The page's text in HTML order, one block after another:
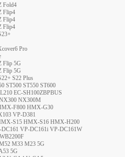
Fold4
Flip4
Flip4
Flip4
Pro
Flip 5G
Flip 5G
S22 Plus
ST500 ST550 ST600
EC-SH100ZBPBUS
NX300M
F800 HMX-G30
VP-D381
S15 HMX-S16 HMX-H200
VP-DC161i VP-DC161W
M33 M23 5G
5G